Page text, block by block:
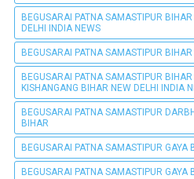
BEGUSARAI PATNA SAMASTIPUR
DELHI INDIA NEWS
BEGUSARAI PATNA SAMASTIPUR
BEGUSARAI PATNA SAMASTIPUR
KISHANGANG BIHAR NEW DELHI INDIA
BEGUSARAI PATNA SAMASTIPUR
BIHAR
BEGUSARAI PATNA SAMASTIPUR GAYA
BEGUSARAI PATNA SAMASTIPUR GAYA